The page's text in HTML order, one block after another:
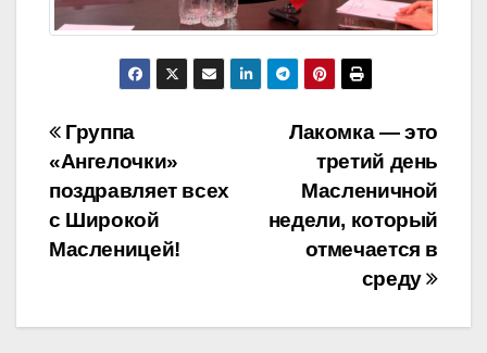
Навигация
по
записям
Лакомка — это
третий день
Масленичной
недели, который
отмечается в
среду
Группа
«Ангелочки»
поздравляет всех
с Широкой
Масленицей!